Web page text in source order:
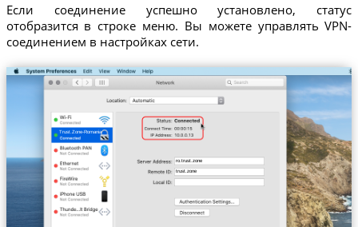
Если соединение успешно установлено, статус
отобразится в строке меню. Вы можете управлять VPN-
соединением в настройках сети.
Trust.Zone-Romania
ro.trust.zone
trust.zone